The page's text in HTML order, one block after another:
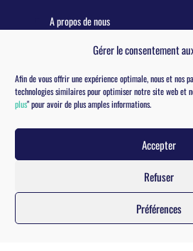
Gérer le consentement
Afin de vous offrir une expérience optimale, nous et nos
technologies similaires pour optimiser notre site web et
plus" pour avoir de plus amples informations.
Accepter
Refuser
Préférences
A propos de nous
Contactez-nous
Réseaux sociaux